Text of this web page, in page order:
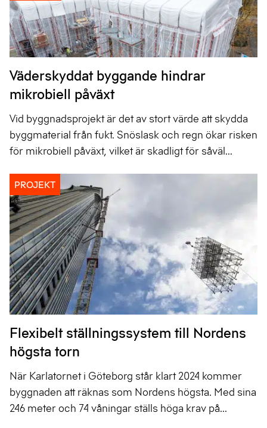
Väderskyddat byggande hindrar
mikrobiell påväxt
Vid byggnadsprojekt är det av stort värde att skydda
byggmaterial från fukt. Snöslask och regn ökar risken
för mikrobiell påväxt, vilket är skadligt för såväl...
PROJEKT
Flexibelt ställningssystem till Nordens
högsta torn
När Karlatornet i Göteborg står klart 2024 kommer
byggnaden att räknas som Nordens högsta. Med sina
246 meter och 74 våningar ställs höga krav på...